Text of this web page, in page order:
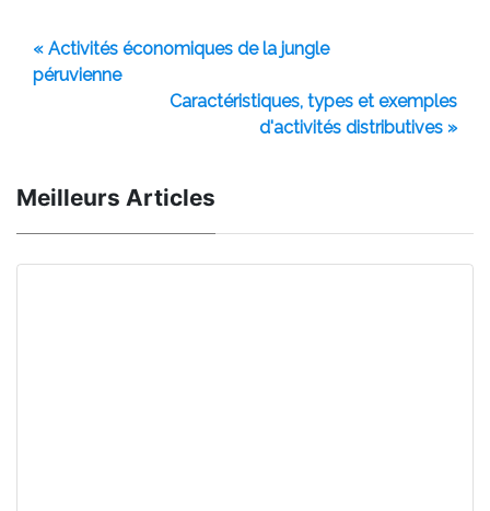
« Activités économiques de la jungle
péruvienne
Caractéristiques, types et exemples
d'activités distributives »
Meilleurs Articles